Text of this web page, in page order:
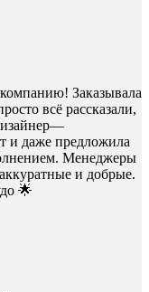
Заказывала
всё рассказали,
и даже предложила
Менеджеры
и добрые.
🌟